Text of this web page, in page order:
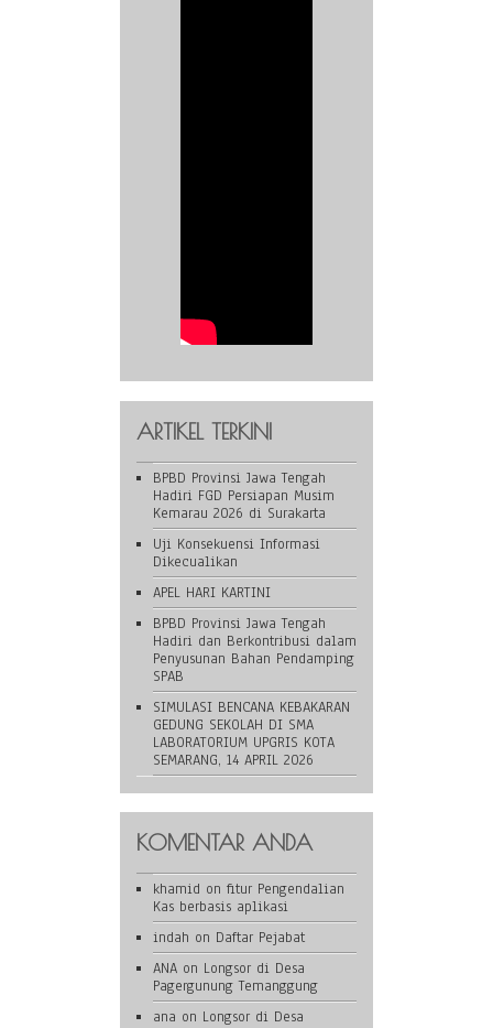
ARTIKEL TERKINI
BPBD Provinsi Jawa Tengah
Hadiri FGD Persiapan Musim
Kemarau 2026 di Surakarta
Uji Konsekuensi Informasi
Dikecualikan
APEL HARI KARTINI
BPBD Provinsi Jawa Tengah
Hadiri dan Berkontribusi dalam
Penyusunan Bahan Pendamping
SPAB
SIMULASI BENCANA KEBAKARAN
GEDUNG SEKOLAH DI SMA
LABORATORIUM UPGRIS KOTA
SEMARANG, 14 APRIL 2026
KOMENTAR ANDA
khamid on fitur Pengendalian
Kas berbasis aplikasi
indah on Daftar Pejabat
ANA on Longsor di Desa
Pagergunung Temanggung
ana on Longsor di Desa